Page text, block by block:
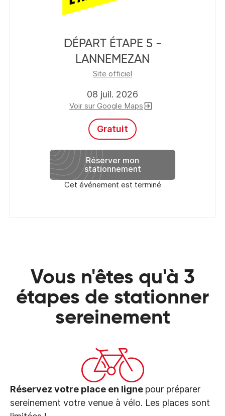
DÉPART ÉTAPE 5 -
LANNEMEZAN
Site officiel
08 juil. 2026
Voir sur Google Mapsexit_to_app
Gratuit
Réserver mon
stationnement
Cet événement est terminé
Vous n'êtes qu'à 3
étapes de stationner
sereinement
Réservez votre place en ligne pour préparer
sereinement votre venue à vélo. Les places sont